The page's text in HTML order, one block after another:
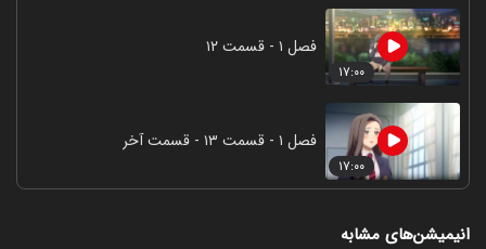
۱۷:۰۰
فصل ۱ - قسمت ۱۲
۱۷:۰۰
فصل ۱ - قسمت ۱۳ - قسمت آخر
انیمیشن‌های مشابه